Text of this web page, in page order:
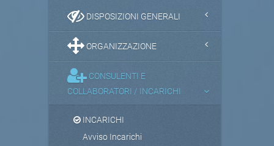
DISPOSIZIONI GENERALI
ORGANIZZAZIONE
CONSULENTI E
COLLABORATORI / INCARICHI
INCARICHI
Avviso Incarichi